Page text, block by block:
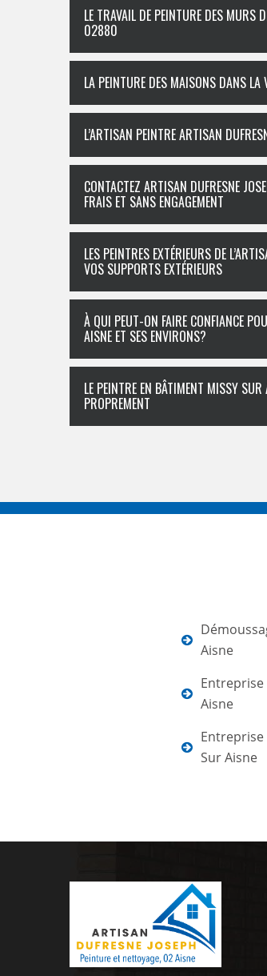
LE TRAVAIL DE PEINTURE DES MURS
02880
LA PEINTURE DES MAISONS DANS
L’ARTISAN PEINTRE ARTISAN
CONTACTEZ ARTISAN DUFRESNE
FRAIS ET SANS ENGAGEMENT
LES PEINTRES EXTÉRIEURS DE
VOS SUPPORTS EXTÉRIEURS
À QUI PEUT-ON FAIRE CONFIANCE
AISNE ET SES ENVIRONS?
LE PEINTRE EN BÂTIMENT MISSY
PROPREMENT
Aisne
Aisne
Sur Aisne